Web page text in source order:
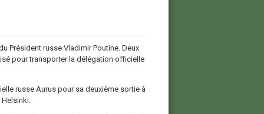
Président russe Vladimir Poutine. Deux
pour transporter la délégation officielle
russe Aurus pour sa deuxième sortie à
Helsinki.